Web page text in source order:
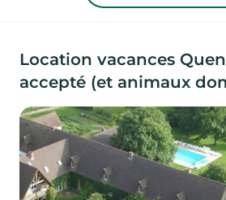
Location vacances
accepté (et animaux